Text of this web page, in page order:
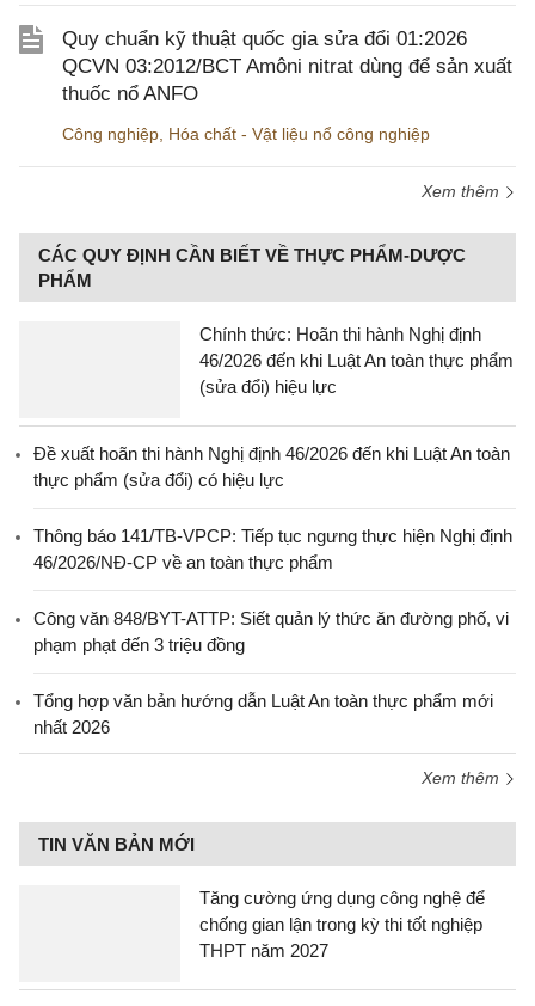
Quy chuẩn kỹ thuật quốc gia sửa đổi 01:2026
QCVN 03:2012/BCT Amôni nitrat dùng để sản xuất
thuốc nổ ANFO
Công nghiệp Hóa chất - Vật liệu nổ công nghiệp
Xem thêm
CÁC QUY ĐỊNH CẦN BIẾT VỀ THỰC PHẨM-DƯỢC
PHẨM
Chính thức: Hoãn thi hành Nghị định
46/2026 đến khi Luật An toàn thực phẩm
(sửa đổi) hiệu lực
Đề xuất hoãn thi hành Nghị định 46/2026 đến khi Luật An toàn
thực phẩm (sửa đổi) có hiệu lực
Thông báo 141/TB-VPCP: Tiếp tục ngưng thực hiện Nghị định
46/2026/NĐ-CP về an toàn thực phẩm
Công văn 848/BYT-ATTP: Siết quản lý thức ăn đường phố, vi
phạm phạt đến 3 triệu đồng
Tổng hợp văn bản hướng dẫn Luật An toàn thực phẩm mới
nhất 2026
Xem thêm
TIN VĂN BẢN MỚI
Tăng cường ứng dụng công nghệ để
chống gian lận trong kỳ thi tốt nghiệp
THPT năm 2027